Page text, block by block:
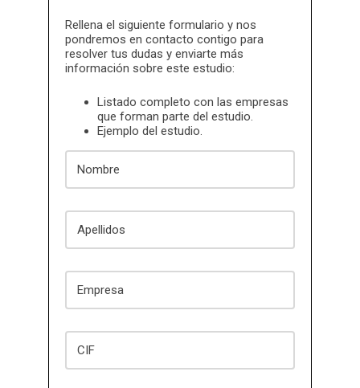
Rellena el siguiente formulario y nos
pondremos en contacto contigo para
resolver tus dudas y enviarte más
información sobre este estudio:
Listado completo con las empresas
que forman parte del estudio.
Ejemplo del estudio.
Nombre
Apellidos
Empresa
CIF